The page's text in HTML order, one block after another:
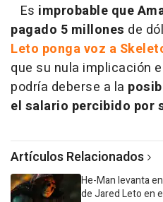
Es improbable que
pagado 5 millones de
Leto ponga voz a
que su nula implicación
podría deberse a la
el salario percibido por
Artículos Relacionados
He-Man levanta
de Jared Leto en